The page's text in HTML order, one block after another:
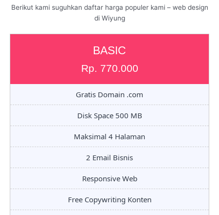
Berikut kami suguhkan daftar harga populer kami – web design
di Wiyung
BASIC
Rp. 770.000
Gratis Domain .com
Disk Space 500 MB
Maksimal 4 Halaman
2 Email Bisnis
Responsive Web
Free Copywriting Konten